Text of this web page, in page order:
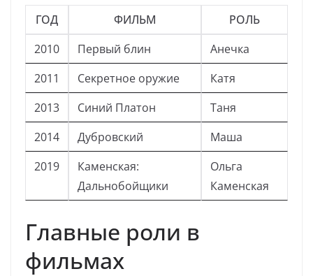
ГОД ФИЛЬМ
РОЛЬ
2010
Первый блин
Анечка
2011
Секретное оружие
Катя
2013
Синий Платон
Таня
2014
Дубровский
Маша
2019
Каменская:
Дальнобойщики
Ольга
Каменская
Главные роли в
фильмах